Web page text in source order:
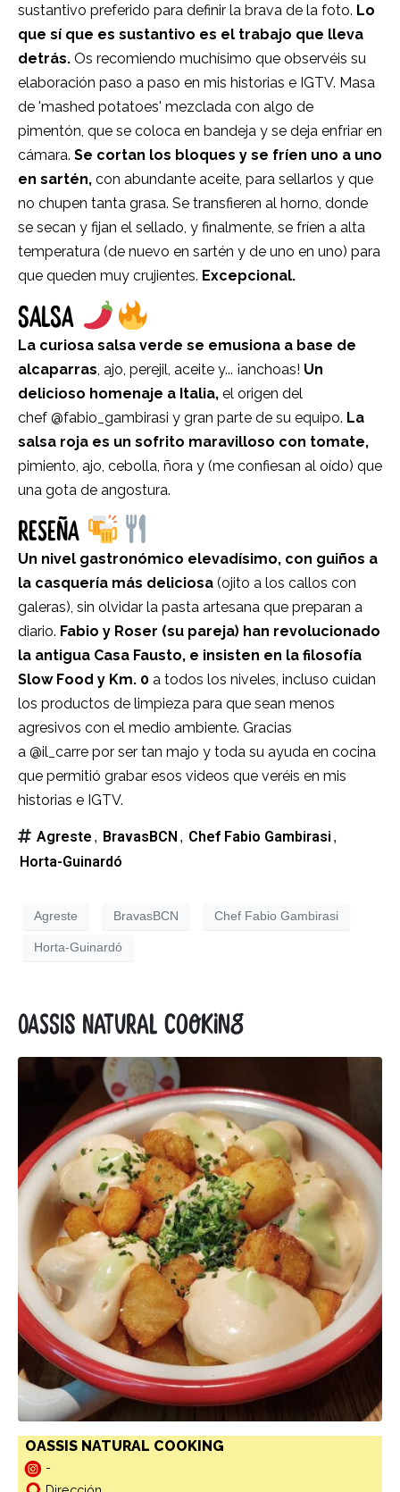
sustantivo preferido para definir la brava de la foto. Lo
que sí que es sustantivo es el trabajo que lleva
detrás. Os recomiendo muchísimo que observéis su
elaboración paso a paso en mis historias e IGTV. Masa
de 'mashed potatoes' mezclada con algo de
pimentón, que se coloca en bandeja y se deja enfriar en
cámara. Se cortan los bloques y se fríen uno a uno
en sartén, con abundante aceite, para sellarlos y que
no chupen tanta grasa. Se transfieren al horno, donde
se secan y fijan el sellado, y finalmente, se fríen a alta
temperatura (de nuevo en sartén y de uno en uno) para
que queden muy crujientes. Excepcional.
SALSA
La curiosa salsa verde se emusiona a base de
alcaparras, ajo, perejil, aceite y... ¡anchoas! Un
delicioso homenaje a Italia, el origen del
chef @fabio_gambirasi y gran parte de su equipo. La
salsa roja es un sofrito maravilloso con tomate,
pimiento, ajo, cebolla, ñora y (me confiesan al oído) que
una gota de angostura.
RESEÑA
Un nivel gastronómico elevadísimo, con guiños a
la casquería más deliciosa (ojito a los callos con
galeras), sin olvidar la pasta artesana que preparan a
diario. Fabio y Roser (su pareja) han revolucionado
la antigua Casa Fausto, e insisten en la filosofía
Slow Food y Km. 0 a todos los niveles, incluso cuidan
los productos de limpieza para que sean menos
agresivos con el medio ambiente. Gracias
a @il_carre por ser tan majo y toda su ayuda en cocina
que permitió grabar esos videos que veréis en mis
historias e IGTV.
Agreste , BravasBCN , Chef Fabio Gambirasi ,
Horta-Guinardó
Agreste BravasBCN Chef Fabio Gambirasi
Horta-Guinardó
Oassis Natural Cooking
OASSIS NATURAL COOKING
-